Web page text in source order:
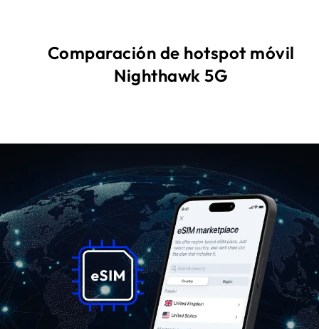
Comparación de hotspot móvil
Nighthawk 5G